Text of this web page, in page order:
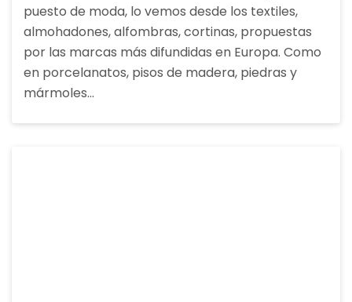
puesto de moda, lo vemos desde los textiles,
almohadones, alfombras, cortinas, propuestas
por las marcas más difundidas en Europa. Como
en porcelanatos, pisos de madera, piedras y
mármoles…